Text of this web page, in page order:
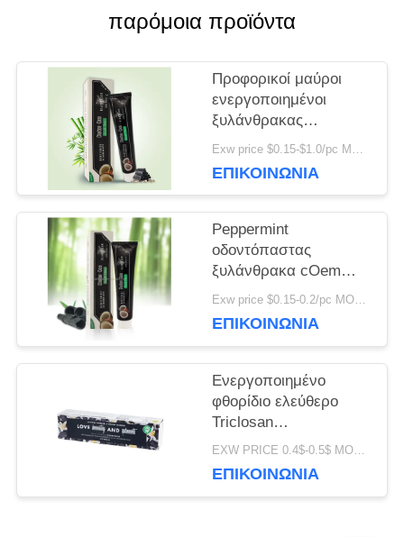
ΑΠΌΣΠΑΣΜΑ
ΧΆΡΤΗΣ
ΙΣΤΌΤΟΠΟΥ
ΠΟΛΙΤΙΚΉ
ΜΥΣΤΙΚΌΤΗΤΑΣ
παρόμοια προϊόντα
Προφορικοί μαύροι
ενεργοποιημένοι
ξυλάνθρακας
προσοχής και
πετρελαίου καρύδων
Exw price $0.15-$1.0/pc MOQ:500pcs-30000pcs
ΕΠΙΚΟΙΝΩΝΊΑ
Peppermint
οδοντόπαστας
ξυλάνθρακα cOem
μαύρη Vegan οργανική
ευγενής γεύση
Exw price $0.15-0.2/pc MOQ:500pcs-30000pcs
ΕΠΙΚΟΙΝΩΝΊΑ
Ενεργοποιημένο
φθορίδιο ελεύθερο
Triclosan
οδοντόπαστας
λουλουδιών γεύση
EXW PRICE 0.4$-0.5$ MOQ:500pcs-30000pcs
ΕΠΙΚΟΙΝΩΝΊΑ